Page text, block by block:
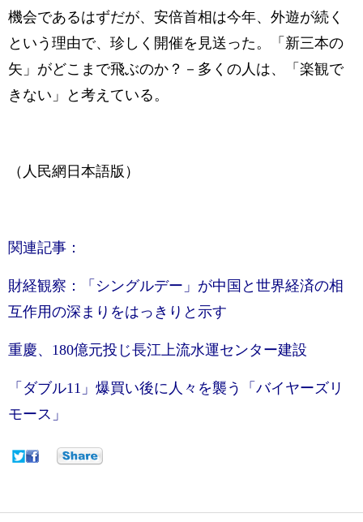
機会であるはずだが、安倍首相は今年、外遊が続く
という理由で、珍しく開催を見送った。「新三本の
矢」がどこまで飛ぶのか？－多くの人は、「楽観で
きない」と考えている。
（人民網日本語版）
関連記事：
財経観察：「シングルデー」が中国と世界経済の相
互作用の深まりをはっきりと示す
重慶、180億元投じ長江上流水運センター建設
「ダブル11」爆買い後に人々を襲う「バイヤーズリ
モース」